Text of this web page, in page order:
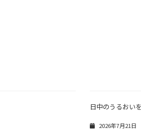
日中のうるおい
2026年7月21日